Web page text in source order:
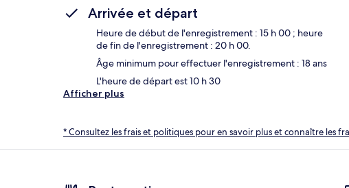
Arrivée et départ
Heure de début de l'enregistrement : 15 h 00 ; heure
de fin de l'enregistrement : 20 h 00.
Âge minimum pour effectuer l'enregistrement : 18 ans
L'heure de départ est 10 h 30
Afficher plus
* Consultez les frais et politiques pour en savoir plus et connaître les